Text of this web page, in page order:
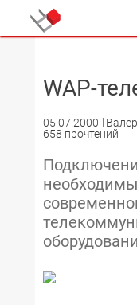
WAP-
05.07.2000
658 прочтений